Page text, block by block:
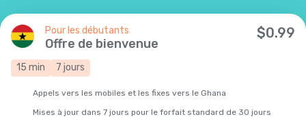
Pour les débutants
Offre de bienvenue
$0.99
15 min 7 jours
Appels vers les mobiles et les fixes vers le Ghana
Mises à jour dans 7 jours pour le forfait standard de 30 jours